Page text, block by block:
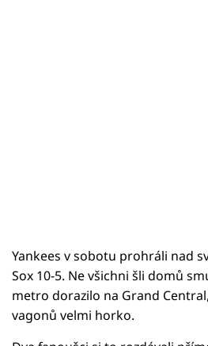
Yankees v sobotu prohráli nad
Sox 10-5. Ne všichni šli domů
metro dorazilo na Grand
vagonů velmi horko.